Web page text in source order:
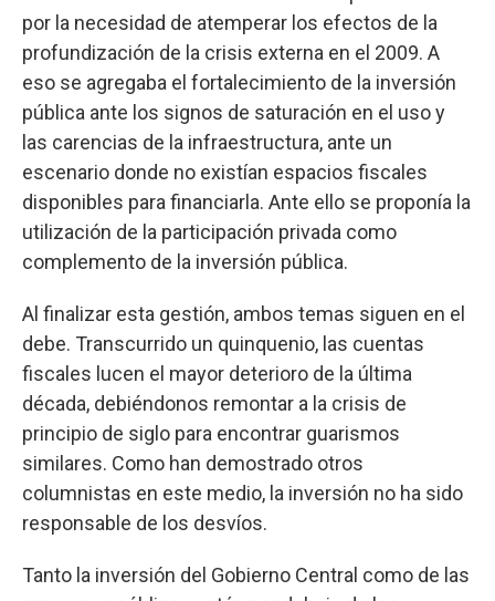
por la necesidad de atemperar los efectos de la
profundización de la crisis externa en el 2009. A
eso se agregaba el fortalecimiento de la inversión
pública ante los signos de saturación en el uso y
las carencias de la infraestructura, ante un
escenario donde no existían espacios fiscales
disponibles para financiarla. Ante ello se proponía la
utilización de la participación privada como
complemento de la inversión pública.
Al finalizar esta gestión, ambos temas siguen en el
debe. Transcurrido un quinquenio, las cuentas
fiscales lucen el mayor deterioro de la última
década, debiéndonos remontar a la crisis de
principio de siglo para encontrar guarismos
similares. Como han demostrado otros
columnistas en este medio, la inversión no ha sido
responsable de los desvíos.
Tanto la inversión del Gobierno Central como de las